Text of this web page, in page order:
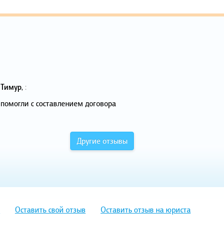
Тимур, :
помогли с составлением договора
Другие отзывы
Оставить свой отзыв Оставить отзыв на юриста